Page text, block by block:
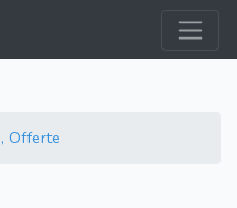
Offerte